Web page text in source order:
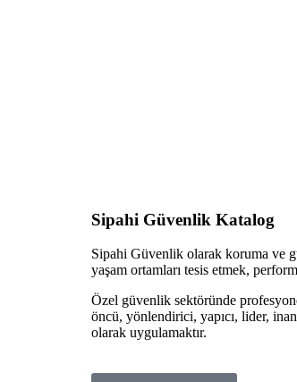
Sipahi Güvenlik Katalog
Sipahi Güvenlik olarak koruma ve
yaşam ortamları tesis etmek,
Özel güvenlik sektöründe
öncü, yönlendirici, yapıcı, lider,
olarak uygulamaktır.